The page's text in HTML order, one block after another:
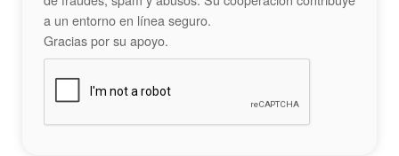
a un entorno en línea seguro.
Gracias por su apoyo.